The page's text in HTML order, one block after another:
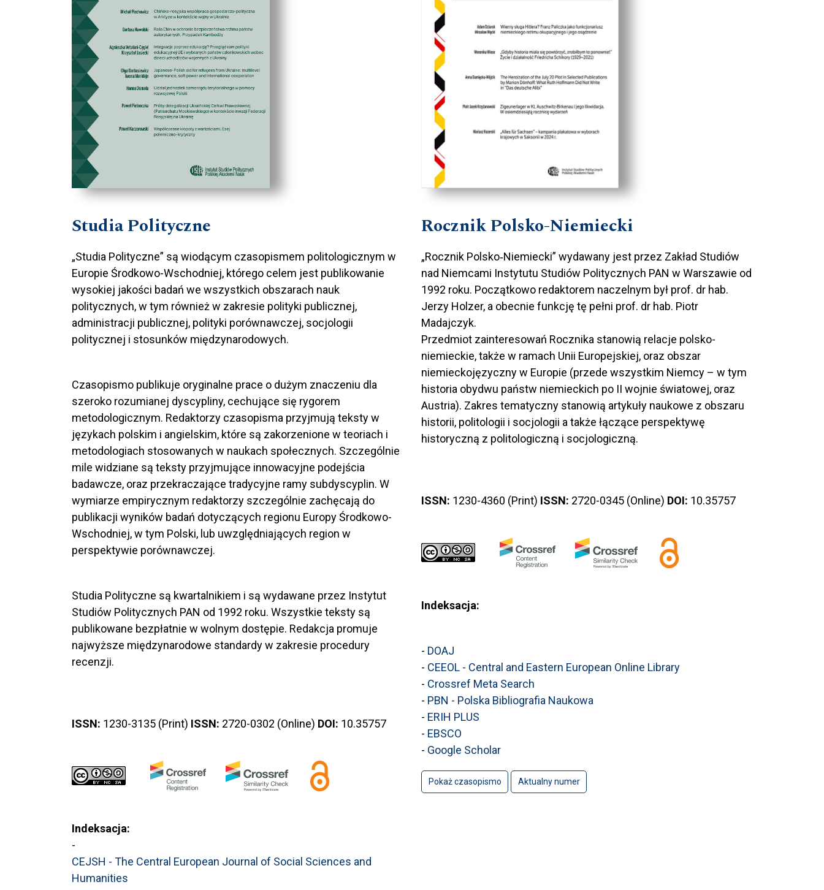
Studia Polityczne
„Studia Polityczne” są wiodącym czasopismem politologicznym w
Europie Środkowo-Wschodniej, którego celem jest publikowanie
wysokiej jakości badań we wszystkich obszarach nauk
politycznych, w tym również w zakresie polityki publicznej,
administracji publicznej, polityki porównawczej, socjologii
politycznej i stosunków międzynarodowych.
Czasopismo publikuje oryginalne prace o dużym znaczeniu dla
szeroko rozumianej dyscypliny, cechujące się rygorem
metodologicznym. Redaktorzy czasopisma przyjmują teksty w
językach polskim i angielskim, które są zakorzenione w teoriach i
metodologiach stosowanych w naukach społecznych. Szczególnie
mile widziane są teksty przyjmujące innowacyjne podejścia
badawcze, oraz przekraczające tradycyjne ramy subdyscyplin. W
wymiarze empirycznym redaktorzy szczególnie zachęcają do
publikacji wyników badań dotyczących regionu Europy Środkowo-
Wschodniej, w tym Polski, lub uwzględniających region w
perspektywie porównawczej.
Studia Polityczne są kwartalnikiem i są wydawane przez Instytut
Studiów Politycznych PAN od 1992 roku. Wszystkie teksty są
publikowane bezpłatnie w wolnym dostępie. Redakcja promuje
najwyższe międzynarodowe standardy w zakresie procedury
recenzji.
ISSN: 1230-3135 (Print) ISSN: 2720-0302 (Online) DOI: 10.35757
Indeksacja:
-
CEJSH - The Central European Journal of Social Sciences and
Humanities
Rocznik Polsko-Niemiecki
„Rocznik Polsko­‑Niemiecki” wydawany jest przez Zakład Studiów
nad Niemcami Instytutu Studiów Politycznych PAN w Warszawie od
1992 roku. Początkowo redaktorem naczelnym był prof. dr hab.
Jerzy Holzer, a obecnie funkcję tę pełni prof. dr hab. Piotr
Madajczyk.
Przedmiot zainteresowań Rocznika stanowią relacje polsko-
niemieckie, także w ramach Unii Europejskiej, oraz obszar
niemieckojęzyczny w Europie (przede wszystkim Niemcy – w tym
historia obydwu państw niemieckich po II wojnie światowej, oraz
Austria). Zakres tematyczny stanowią artykuły naukowe z obszaru
historii, politologii i socjologii a także łączące perspektywę
historyczną z politologiczną i socjologiczną.
ISSN: 1230-4360 (Print) ISSN: 2720-0345 (Online) DOI: 10.35757
Indeksacja:
- DOAJ
- CEEOL - Central and Eastern European Online Library
- Crossref Meta Search
- PBN - Polska Bibliografia Naukowa
- ERIH PLUS
- EBSCO
- Google Scholar
Pokaż czasopismo Aktualny numer